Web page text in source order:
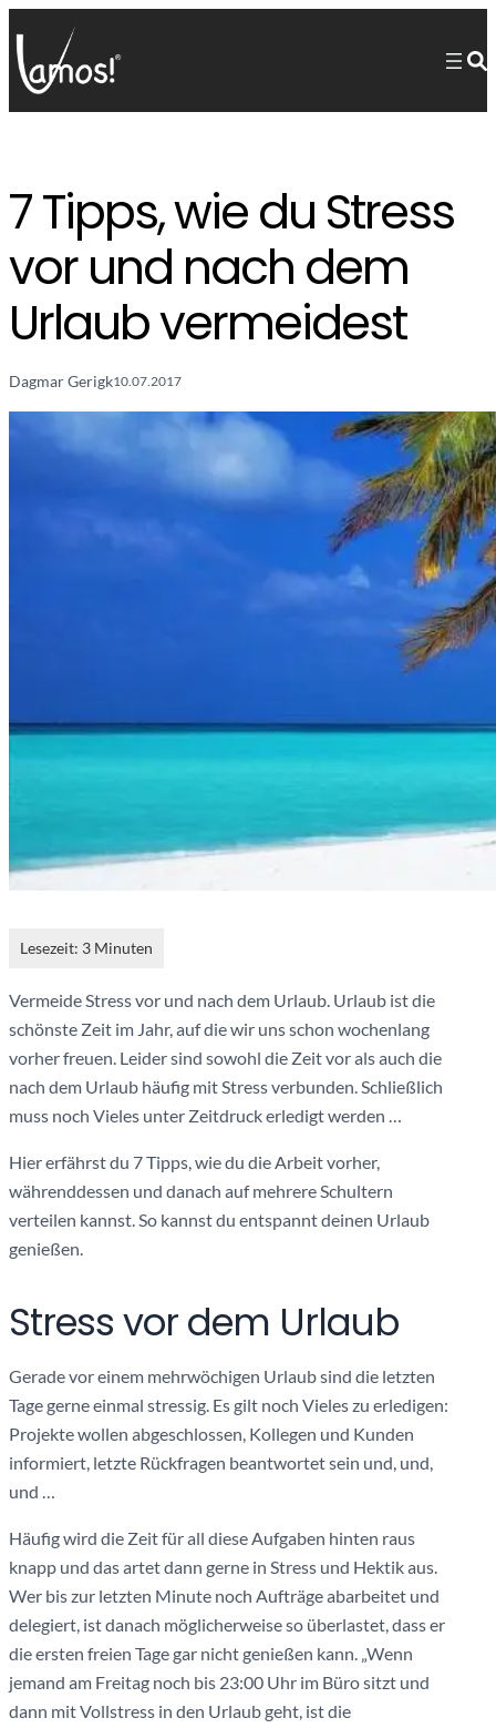
7 Tipps, wie du Stress
vor und nach dem
Urlaub vermeidest
Dagmar Gerigk10.07.2017
Vermeide Stress vor und nach dem Urlaub. Urlaub ist die
schönste Zeit im Jahr, auf die wir uns schon wochenlang
vorher freuen. Leider sind sowohl die Zeit vor als auch die
nach dem Urlaub häufig mit Stress verbunden. Schließlich
muss noch Vieles unter Zeitdruck erledigt werden …
Hier erfährst du 7 Tipps, wie du die Arbeit vorher,
währenddessen und danach auf mehrere Schultern
verteilen kannst. So kannst du entspannt deinen Urlaub
genießen.
Stress vor dem Urlaub
Gerade vor einem mehrwöchigen Urlaub sind die letzten
Tage gerne einmal stressig. Es gilt noch Vieles zu erledigen:
Projekte wollen abgeschlossen, Kollegen und Kunden
informiert, letzte Rückfragen beantwortet sein und, und,
und …
Häufig wird die Zeit für all diese Aufgaben hinten raus
knapp und das artet dann gerne in Stress und Hektik aus.
Wer bis zur letzten Minute noch Aufträge abarbeitet und
delegiert, ist danach möglicherweise so überlastet, dass er
die ersten freien Tage gar nicht genießen kann. „Wenn
jemand am Freitag noch bis 23:00 Uhr im Büro sitzt und
dann mit Vollstress in den Urlaub geht, ist die